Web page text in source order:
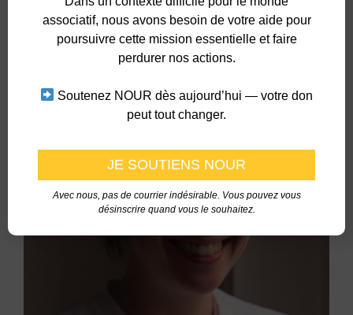
associatif, nous avons besoin de votre aide pour
poursuivre cette mission essentielle et faire
perdurer nos actions.
Soutenez NOUR dès aujourd’hui — votre don
peut tout changer.
Avec nous, pas de courrier indésirable. Vous pouvez vous
désinscrire quand vous le souhaitez.